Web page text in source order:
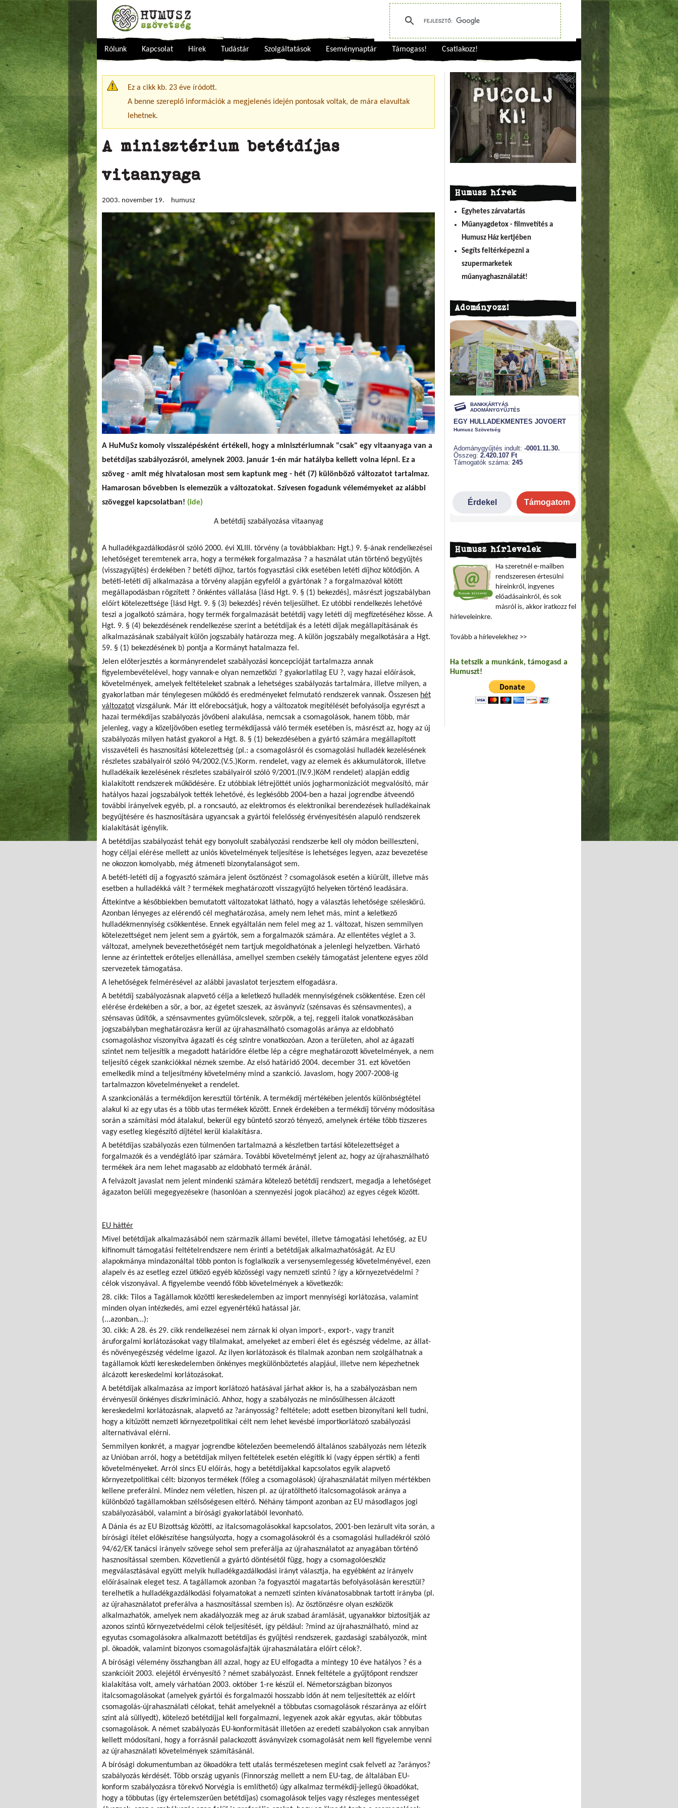
Rólunk Kapcsolat Hírek Tudástár Szolgáltatások Eseménynaptár Támogass! Csatlakozz!
Figyelmeztető üzenet
Ez a cikk kb. 23 éve íródott.
A benne szereplő információk a megjelenés idején pontosak voltak, de mára elavultak
lehetnek.
A minisztérium betétdíjas
vitaanyaga
2003. november 19. humusz
A HuMuSz komoly visszalépésként értékeli, hogy a minisztériumnak "csak" egy vitaanyaga van a
betétdíjas szabályozásról, amelynek 2003. január 1-én már hatályba kellett volna lépni. Ez a
szöveg - amit még hivatalosan most sem kaptunk meg - hét (7) különböző változatot tartalmaz.
Hamarosan bővebben is elemezzük a változatokat. Szívesen fogadunk vélemémyeket az alábbi
szöveggel kapcsolatban! (ide)
A betétdíj szabályozása vitaanyag
A hulladékgazdálkodásról szóló 2000. évi XLIII. törvény (a továbbiakban: Hgt.) 9. §-ának rendelkezései
lehetőséget teremtenek arra, hogy a termékek forgalmazása ? a használat után történő begyűjtés
(visszagyűjtés) érdekében ? betéti díjhoz, tartós fogyasztási cikk esetében letéti díjhoz kötődjön. A
betéti-letéti díj alkalmazása a törvény alapján egyfelől a gyártónak ? a forgalmazóval kötött
megállapodásban rögzített ? önkéntes vállalása {lásd Hgt. 9. § (1) bekezdés}, másrészt jogszabályban
előírt kötelezettsége {lásd Hgt. 9. § (3) bekezdés} révén teljesülhet. Ez utóbbi rendelkezés lehetővé
teszi a jogalkotó számára, hogy termék forgalmazását betétdíj vagy letéti díj megfizetéséhez kösse. A
Hgt. 9. § (4) bekezdésének rendelkezése szerint a betétdíjak és a letéti díjak megállapításának és
alkalmazásának szabályait külön jogszabály határozza meg. A külön jogszabály megalkotására a Hgt.
59. § (1) bekezdésének b) pontja a Kormányt hatalmazza fel.
Jelen előterjesztés a kormányrendelet szabályozási koncepcióját tartalmazza annak
figyelembevételével, hogy vannak-e olyan nemzetközi ? gyakorlatilag EU ?, vagy hazai előírások,
követelmények, amelyek feltételeket szabnak a lehetséges szabályozás tartalmára, illetve milyen, a
gyakorlatban már ténylegesen működő és eredményeket felmutató rendszerek vannak. Összesen hét
változatot vizsgálunk. Már itt előrebocsátjuk, hogy a változatok megítélését befolyásolja egyrészt a
hazai termékdíjas szabályozás jövőbeni alakulása, nemcsak a csomagolások, hanem több, már
jelenleg, vagy a közeljövőben esetleg termékdíjassá váló termék esetében is, másrészt az, hogy az új
szabályozás milyen hatást gyakorol a Hgt. 8. § (1) bekezdésében a gyártó számára megállapított
visszavételi és hasznosítási kötelezettség (pl.: a csomagolásról és csomagolási hulladék kezelésének
részletes szabályairól szóló 94/2002.(V.5.)Korm. rendelet, vagy az elemek és akkumulátorok, illetve
hulladékaik kezelésének részletes szabályairól szóló 9/2001.(IV.9.)KöM rendelet) alapján eddig
kialakított rendszerek működésére. Ez utóbbiak létrejöttét uniós jogharmonizációt megvalósító, már
hatályos hazai jogszabályok tették lehetővé, és legkésőbb 2004-ben a hazai jogrendbe átveendő
további irányelvek egyéb, pl. a roncsautó, az elektromos és elektronikai berendezések hulladékainak
begyűjtésére és hasznosítására ugyancsak a gyártói felelősség érvényesítésén alapuló rendszerek
kialakítását igénylik.
A betétdíjas szabályozást tehát egy bonyolult szabályozási rendszerbe kell oly módon beilleszteni,
hogy céljai elérése mellett az uniós követelmények teljesítése is lehetséges legyen, azaz bevezetése
ne okozzon komolyabb, még átmeneti bizonytalanságot sem.
A betéti-letéti díj a fogyasztó számára jelent ösztönzést ? csomagolások esetén a kiürült, illetve más
esetben a hulladékká vált ? termékek meghatározott visszagyűjtő helyeken történő leadására.
Áttekintve a későbbiekben bemutatott változatokat látható, hogy a választás lehetősége széleskörű.
Azonban lényeges az elérendő cél meghatározása, amely nem lehet más, mint a keletkező
hulladékmennyiség csökkentése. Ennek egyáltalán nem felel meg az 1. változat, hiszen semmilyen
kötelezettséget nem jelent sem a gyártók, sem a forgalmazók számára. Az ellentétes véglet a 3.
változat, amelynek bevezethetőségét nem tartjuk megoldhatónak a jelenlegi helyzetben. Várható
lenne az érintettek erőteljes ellenállása, amellyel szemben csekély támogatást jelentene egyes zöld
szervezetek támogatása.
A lehetőségek felmérésével az alábbi javaslatot terjesztem elfogadásra.
A betétdíj szabályozásnak alapvető célja a keletkező hulladék mennyiségének csökkentése. Ezen cél
elérése érdekében a sör, a bor, az égetet szeszek, az ásványvíz (szénsavas és szénsavmentes), a
szénsavas üdítők, a szénsavmentes gyümölcslevek, szörpök, a tej, reggeli italok vonatkozásában
jogszabályban meghatározásra kerül az újrahasználható csomagolás aránya az eldobható
csomagoláshoz viszonyítva ágazati és cég szintre vonatkozóan. Azon a területen, ahol az ágazati
szintet nem teljesítik a megadott határidőre életbe lép a cégre meghatározott követelmények, a nem
teljesítő cégek szankciókkal néznek szembe. Az első határidő 2004. december 31. ezt követően
emelkedik mind a teljesítmény követelmény mind a szankció. Javaslom, hogy 2007-2008-ig
tartalmazzon követelményeket a rendelet.
A szankcionálás a termékdíjon keresztül történik. A termékdíj mértékében jelentős különbségtétel
alakul ki az egy utas és a több utas termékek között. Ennek érdekében a termékdíj törvény módosítása
során a számítási mód átalakul, bekerül egy büntető szorzó tényező, amelynek értéke több tízszeres
vagy esetleg kiegészítő díjtétel kerül kialakításra.
A betétdíjas szabályozás ezen túlmenően tartalmazná a készletben tartási kötelezettséget a
forgalmazók és a vendéglátó ipar számára. További követelményt jelent az, hogy az újrahasználható
termékek ára nem lehet magasabb az eldobható termék áránál.
A felvázolt javaslat nem jelent mindenki számára kötelező betétdíj rendszert, megadja a lehetőséget
ágazaton belüli megegyezésekre (hasonlóan a szennyezési jogok piacához) az egyes cégek között.
EU háttér
Mivel betétdíjak alkalmazásából nem származik állami bevétel, illetve támogatási lehetőség, az EU
kifinomult támogatási feltételrendszere nem érinti a betétdíjak alkalmazhatóságát. Az EU
alapokmánya mindazonáltal több ponton is foglalkozik a versenysemlegesség követelményével, ezen
alapelv és az esetleg ezzel ütköző egyéb közösségi vagy nemzeti szintű ? így a környezetvédelmi ?
célok viszonyával. A figyelembe veendő főbb követelmények a következők:
28. cikk: Tilos a Tagállamok közötti kereskedelemben az import mennyiségi korlátozása, valamint
minden olyan intézkedés, ami ezzel egyenértékű hatással jár.
(...azonban...):
30. cikk: A 28. és 29. cikk rendelkezései nem zárnak ki olyan import-, export-, vagy tranzit
áruforgalmi korlátozásokat vagy tilalmakat, amelyeket az emberi élet és egészség védelme, az állat-
és növényegészség védelme igazol. Az ilyen korlátozások és tilalmak azonban nem szolgálhatnak a
tagállamok közti kereskedelemben önkényes megkülönböztetés alapjául, illetve nem képezhetnek
álcázott kereskedelmi korlátozásokat.
A betétdíjak alkalmazása az import korlátozó hatásával járhat akkor is, ha a szabályozásban nem
érvényesül önkényes diszkrimináció. Ahhoz, hogy a szabályozás ne minősülhessen álcázott
kereskedelmi korlátozásnak, alapvető az ?arányosság? feltétele; adott esetben bizonyítani kell tudni,
hogy a kitűzött nemzeti környezetpolitikai célt nem lehet kevésbé importkorlátozó szabályozási
alternatívával elérni.
Semmilyen konkrét, a magyar jogrendbe kötelezően beemelendő általános szabályozás nem létezik
az Unióban arról, hogy a betétdíjak milyen feltételek esetén elégítik ki (vagy éppen sértik) a fenti
követelményeket. Arról sincs EU előírás, hogy a betétdíjakkal kapcsolatos egyik alapvető
környezetpolitikai célt: bizonyos termékek (főleg a csomagolások) újrahasználatát milyen mértékben
kellene preferálni. Mindez nem véletlen, hiszen pl. az újratölthető italcsomagolások aránya a
különböző tagállamokban szélsőségesen eltérő. Néhány támpont azonban az EU másodlagos jogi
szabályozásából, valamint a bírósági gyakorlatából levonható.
A Dánia és az EU Bizottság közötti, az italcsomagolásokkal kapcsolatos, 2001-ben lezárult vita során, a
bírósági ítélet előkészítése hangsúlyozta, hogy a csomagolásokról és a csomagolási hulladékról szóló
94/62/EK tanácsi irányelv szövege sehol sem preferálja az újrahasználatot az anyagában történő
hasznosítással szemben. Közvetlenül a gyártó döntésétől függ, hogy a csomagolóeszköz
megválasztásával együtt melyik hulladékgazdálkodási irányt választja, ha egyébként az irányelv
előírásainak eleget tesz. A tagállamok azonban ?a fogyasztói magatartás befolyásolásán keresztül?
terelhetik a hulladékgazdálkodási folyamatokat a nemzeti szinten kívánatosabbnak tartott irányba (pl.
az újrahasználatot preferálva a hasznosítással szemben is). Az ösztönzésre olyan eszközök
alkalmazhatók, amelyek nem akadályozzák meg az áruk szabad áramlását, ugyanakkor biztosítják az
azonos szintű környezetvédelmi célok teljesítését, így például: ?mind az újrahasználható, mind az
egyutas csomagolásokra alkalmazott betétdíjas és gyűjtési rendszerek, gazdasági szabályozók, mint
pl. ökoadók, valamint bizonyos csomagolásfajták újrahasználatára előírt célok?.
A bírósági vélemény összhangban áll azzal, hogy az EU elfogadta a mintegy 10 éve hatályos ? és a
szankcióit 2003. elejétől érvényesítő ? német szabályozást. Ennek feltétele a gyűjtőpont rendszer
kialakítása volt, amely várhatóan 2003. október 1-re készül el. Németországban bizonyos
italcsomagolásokat (amelyek gyártói és forgalmazói hosszabb időn át nem teljesítették az előírt
csomagolás-újrahasználati célokat, tehát amelyeknél a többutas csomagolások részaránya az előírt
szint alá süllyedt), kötelező betétdíjjal kell forgalmazni, legyenek azok akár egyutas, akár többutas
csomagolások. A német szabályozás EU-konformitását illetően az eredeti szabályokon csak annyiban
kellett módosítani, hogy a forrásnál palackozott ásványvizek csomagolását nem kell figyelembe venni
az újrahasználati követelmények számításánál.
A bírósági dokumentumban az ökoadókra tett utalás természetesen megint csak felveti az ?arányos?
szabályozás kérdését. Több ország ugyanis (Finnország mellett a nem EU-tag, de általában EU-
konform szabályozásra törekvő Norvégia is említhető) úgy alkalmaz termékdíj-jellegű ökoadókat,
hogy a többutas (így értelemszerűen betétdíjas) csomagolások teljes vagy részleges mentességet
Humusz hírek
Egyhetes zárvatartás
Műanyagdetox - filmvetítés a
Humusz Ház kertjében
Segíts feltérképezni a
szupermarketek
műanyaghasználatát!
Adományozz!
Humusz hírlevelek
Ha szeretnél e-mailben
rendszeresen értesülni
híreinkről, ingyenes
előadásainkról, és sok
másról is, akkor iratkozz fel
hírleveleinkre.
Tovább a hírlevelekhez >>
Ha tetszik a munkánk, támogasd a
Humuszt!